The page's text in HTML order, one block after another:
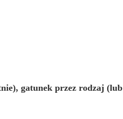
gatunek przez rodzaj (lub